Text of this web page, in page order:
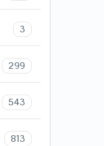
3
299
543
813